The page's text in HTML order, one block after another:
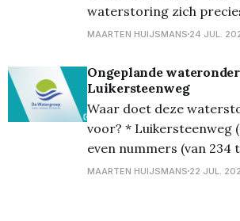
waterstoring zich precies
Luikersteenweg (3920
Antoniusstraat (3920
nummers * Sint-Ritastraat (3920 Lommel)
MAARTEN HUIJSMANS 24 JUL.
Ongeplande
Luikersteenweg
Waar doet deze
voor? * Luikersteenweg (3920 Lommel) bij
even nummers (van 234
Ten laatste op 22 juli om
MAARTEN HUIJSMANS 22 JUL.